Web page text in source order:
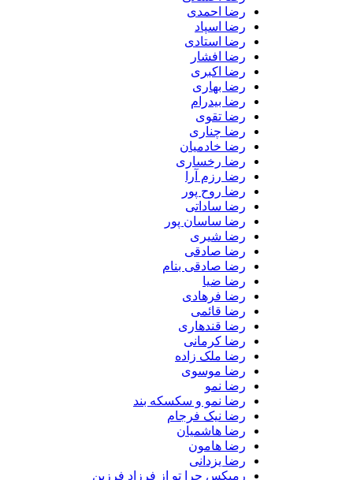
رضا احمدی
رضا اسپاد
رضا استادی
رضا افشار
رضا اکبری
رضا بهاری
رضا بیدرام
رضا تقوی
رضا چناری
رضا خادمیان
رضا رخساری
رضا رزم آرا
رضا روح پور
رضا ساداتی
رضا ساسان پور
رضا شیری
رضا صادقی
رضا صادقی بنام
رضا ضیا
رضا فرهادی
رضا قائمی
رضا قندهاری
رضا کرمانی
رضا ملک زاده
رضا موسوی
رضا نمو
رضا نمو و سکسکه بند
رضا نیک فرجام
رضا هاشمیان
رضا هامون
رضا یزدانی
رمیکس چرا تو از فرزاد فرزین